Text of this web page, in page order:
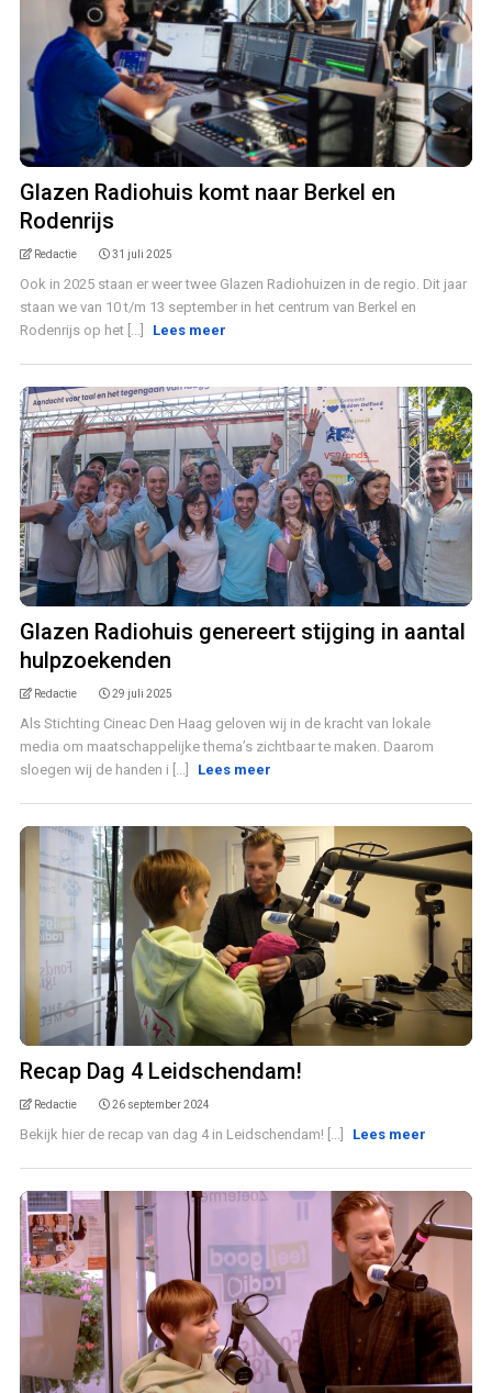
Glazen Radiohuis komt naar Berkel en
Rodenrijs
Redactie 31 juli 2025
Ook in 2025 staan er weer twee Glazen Radiohuizen in de regio. Dit jaar
staan we van 10 t/m 13 september in het centrum van Berkel en
Rodenrijs op het [...]
Lees meer
Glazen Radiohuis genereert stijging in aantal
hulpzoekenden
Redactie 29 juli 2025
Als Stichting Cineac Den Haag geloven wij in de kracht van lokale
media om maatschappelijke thema’s zichtbaar te maken. Daarom
sloegen wij de handen i [...]
Lees meer
Recap Dag 4 Leidschendam!
Redactie 26 september 2024
Bekijk hier de recap van dag 4 in Leidschendam! [...] Lees meer